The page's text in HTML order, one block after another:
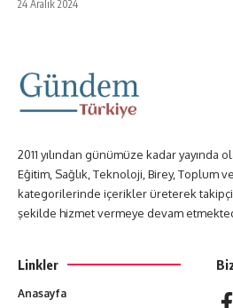
24 Aralık 2024
2011 yılından günümüze kadar yayında
Eğitim, Sağlık, Teknoloji, Birey, Toplum
kategorilerinde içerikler üreterek
şekilde hizmet vermeye devam
Linkler
Anasayfa